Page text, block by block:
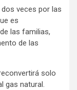
veces por las
es
las familias,
de las
solo
gas natural.